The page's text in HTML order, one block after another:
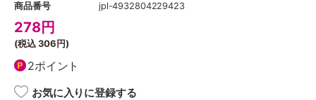
商品番号
jpl-4932804229423
278円
(税込306円)
2ポイント
お気に入りに登録する